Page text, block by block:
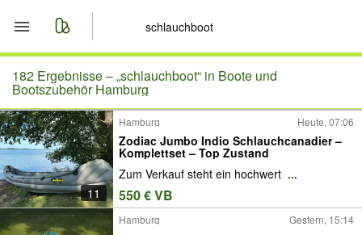
Start
Merkliste
Nachrichten
Anzeige aufgeben
182 Ergebnisse –„schlauchboot“ in Boote und
Bootszubehör Hamburg
11
Hamburg Heute, 07:06
Zodiac Jumbo Indio Schlauchcanadier –
Komplettset – Top Zustand
Zum Verkauf steht ein hochwert ...
550 € VB
Hamburg Gestern, 15:14